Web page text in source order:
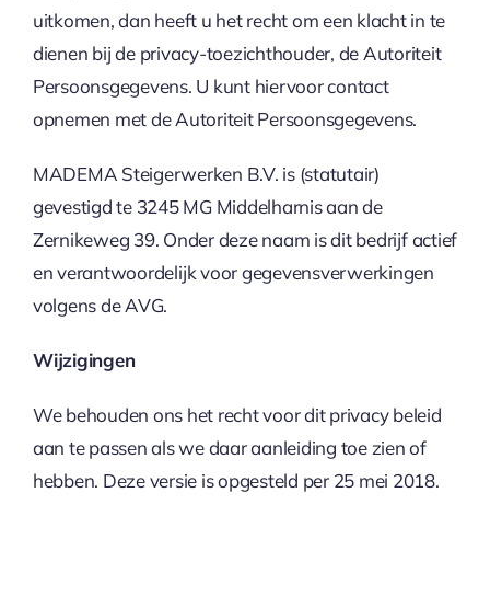
uitkomen, dan heeft u het recht om een klacht in te
dienen bij de privacy-toezichthouder, de Autoriteit
Persoonsgegevens. U kunt hiervoor contact
opnemen met de Autoriteit Persoonsgegevens.
MADEMA Steigerwerken B.V. is (statutair)
gevestigd te 3245 MG Middelharnis aan de
Zernikeweg 39. Onder deze naam is dit bedrijf actief
en verantwoordelijk voor gegevensverwerkingen
volgens de AVG.
Wijzigingen
We behouden ons het recht voor dit privacy beleid
aan te passen als we daar aanleiding toe zien of
hebben. Deze versie is opgesteld per 25 mei 2018.